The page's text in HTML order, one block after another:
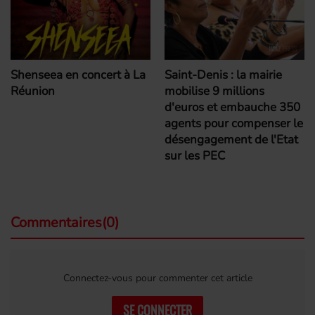
Shenseea en concert à La
Réunion
Saint-Denis : la mairie
mobilise 9 millions
d'euros et embauche 350
agents pour compenser le
désengagement de l'Etat
sur les PEC
Commentaires(0)
Connectez-vous pour commenter cet article
SE CONNECTER